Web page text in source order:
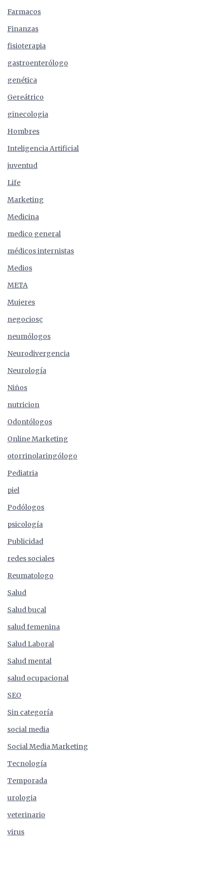
Farmacos
Finanzas
fisioterapia
gastroenterólogo
genética
Gereátrico
ginecologia
Hombres
Inteligencia Artificial
juventud
Life
Marketing
Medicina
medico general
médicos internistas
Medios
META
Mujeres
negociosç
neumólogos
Neurodivergencia
Neurología
Niños
nutricion
Odontólogos
Online Marketing
otorrinolaringólogo
Pediatria
piel
Podólogos
psicología
Publicidad
redes sociales
Reumatologo
Salud
Salud bucal
salud femenina
Salud Laboral
Salud mental
salud ocupacional
SEO
Sin categoría
social media
Social Media Marketing
Tecnología
Temporada
urologia
veterinario
virus